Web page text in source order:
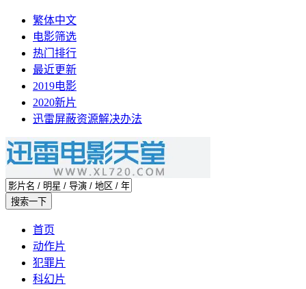
繁体中文
电影筛选
热门排行
最近更新
2019电影
2020新片
迅雷屏蔽资源解决办法
首页
动作片
犯罪片
科幻片